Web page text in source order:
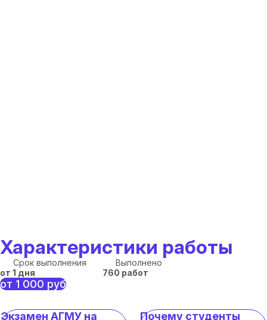
Характеристики работы
Срок выполнения
от 1 дня
Выполнено
760 работ
от 1 000 руб
Экзамен АГМУ на
Почему студенты